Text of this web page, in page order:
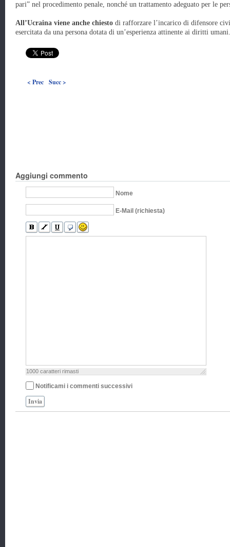
pari” nel procedimento penale, nonché un trattamento adeguato per le
All’Ucraina viene anche chiesto di rafforzare l’incarico di difensore
esercitata da una persona dotata di un’esperienza attinente ai diritti
< Prec Succ >
Aggiungi commento
Nome
E-Mail (richiesta)
1000 caratteri rimasti
Notificami i commenti successivi
Invia